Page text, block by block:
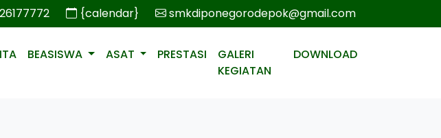
{calendar} smkdiponegorodepok@gmail.com
BEASISWA ASAT PRESTASI
GALERI
KEGIATAN
DOWNLOAD